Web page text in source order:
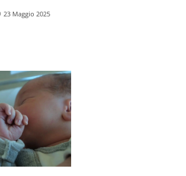
23 Maggio 2025